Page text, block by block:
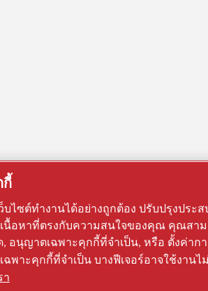
กี้
บไซต์ทำงานได้อย่างถูกต้อง ปรับปรุงประ
นื้อหาที่ตรงกับความสนใจของคุณ คุณสาม
อนุญาตเฉพาะคุกกี้ที่จำเป็น, หรือ ตั้งค่ากา
ฉพาะคุกกี้ที่จำเป็น บางฟีเจอร์อาจใช้งาน
า